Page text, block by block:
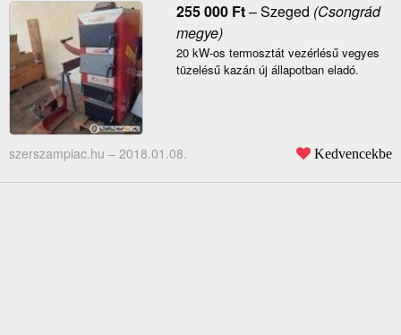
255 000 Ft–Szeged (Csongrád
megye)
20 kW-os termosztát vezérlésű vegyes
tüzelésű kazán új állapotban eladó.
szerszampiac.hu – 2018.01.08. Kedvencekbe